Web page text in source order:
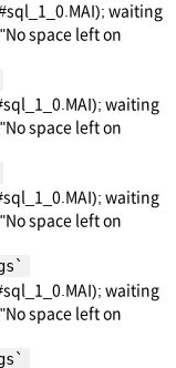
waiting
space left on
waiting
space left on
waiting
space left on
waiting
space left on